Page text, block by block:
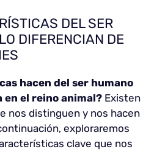
DEL SER
DIFERENCIAN DE
hacen del ser humano
en el reino animal? Existen
nos distinguen y nos hacen
exploraremos
clave que nos